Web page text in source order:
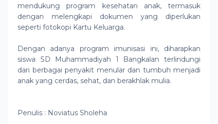
mendukung program kesehatan anak, termasuk
dengan melengkapi dokumen yang diperlukan
seperti fotokopi Kartu Keluarga.
Dengan adanya program imunisasi ini, diharapkan
siswa SD Muhammadiyah 1 Bangkalan terlindungi
dari berbagai penyakit menular dan tumbuh menjadi
anak yang cerdas, sehat, dan berakhlak mulia.
Penulis : Noviatus Sholeha